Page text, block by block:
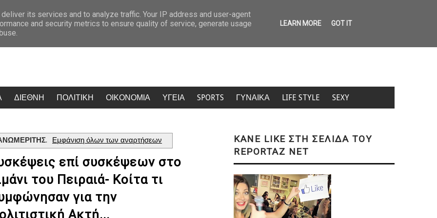
λιμάνια της Αττικής - Γεμάτα τα πλοία προς Κυκλάδες Πρόστιμο 700 ευρώ αν οδηγείς μόνος στο αυτοκίνητο – Ποιους αφορά ο «άγνωστος»
ΔΙΕΘΝΗ ΠΟΛΙΤΙΚΗ ΟΙΚΟΝΟΜΙΑ ΥΓΕΙΑ SPORTS ΓΥΝΑΙΚΑ LIFE STYLE SEXY
. Εμφάνιση όλων των αναρτήσεων
επί συσκέψεων στο
του Πειραιά- Κοίτα τι
για την
Ακτή...
KANE LIKE ΣΤΗ ΣΕΛΙΔΑ ΤΟΥ
REPORTAZ NET
its services and to analyze traffic. Your IP address and user-agent
and security metrics to ensure quality of service, generate usage
LEARN MORE GOT IT